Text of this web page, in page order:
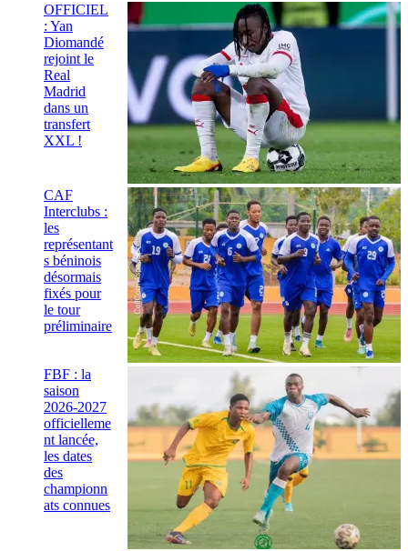
OFFICIEL
: Yan
Diomandé
rejoint le
Real
Madrid
dans un
transfert
XXL !
CAF
Interclubs :
les
représentant
s béninois
désormais
fixés pour
le tour
préliminaire
FBF : la
saison
2026-2027
officielleme
nt lancée,
les dates
des
championn
ats connues